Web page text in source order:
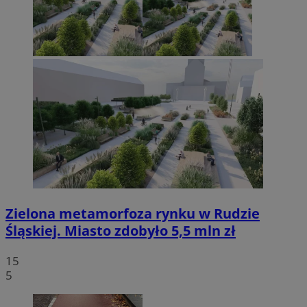
Zielona metamorfoza rynku w Rudzie
Śląskiej. Miasto zdobyło 5,5 mln zł
15
5